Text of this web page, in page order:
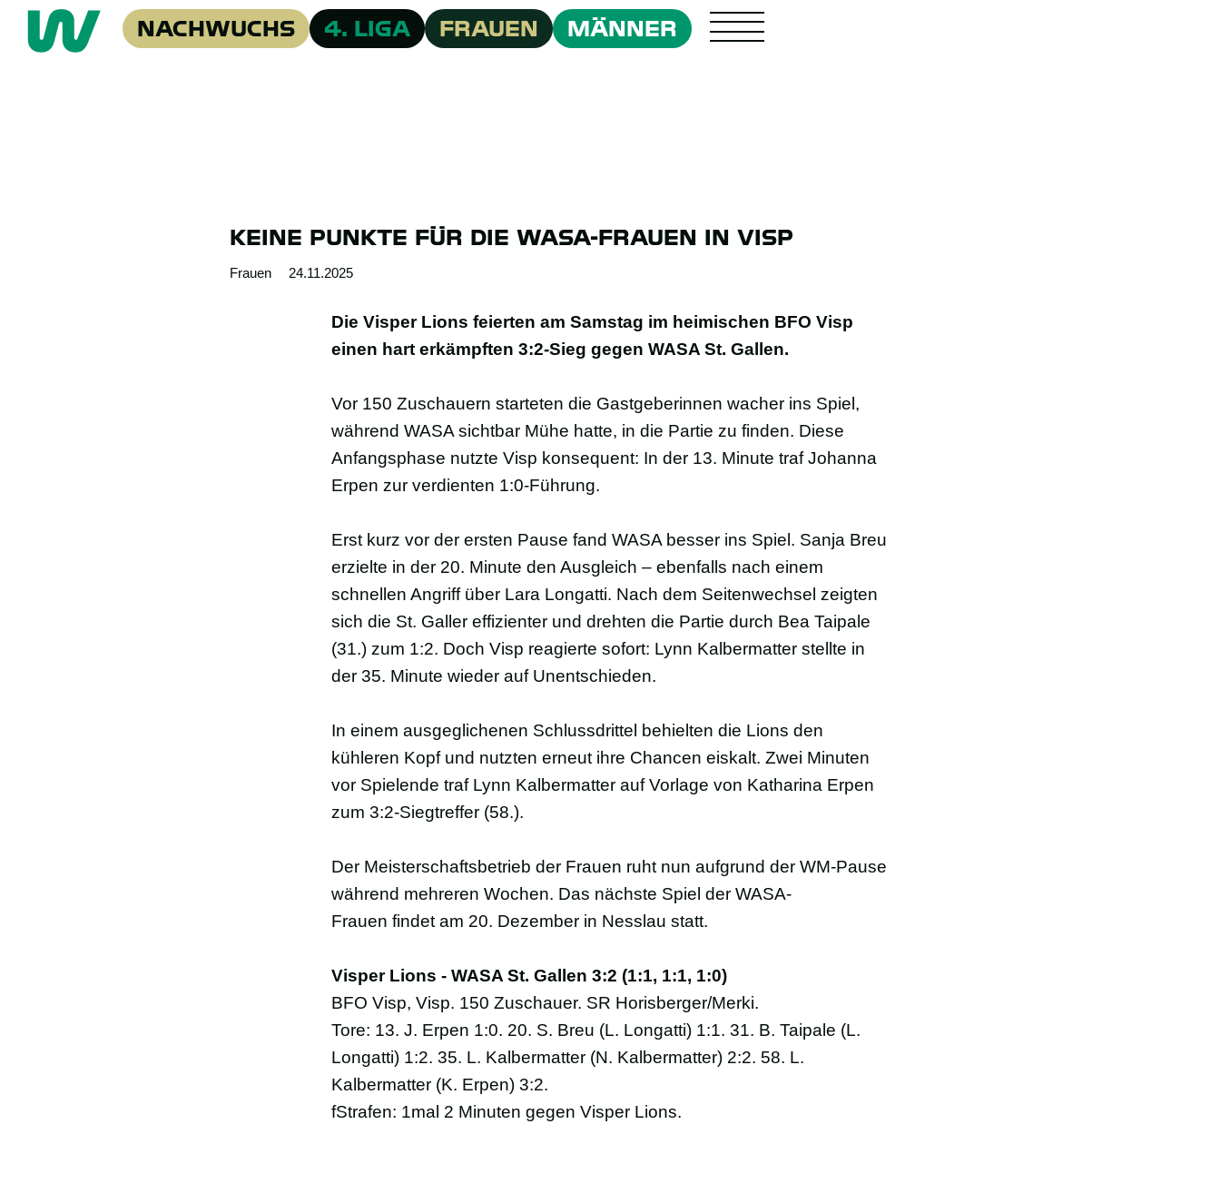
NACHWUCHS 4. LIGA FRAUEN MÄNNER
KEINE PUNKTE FÜR DIE WASA-FRAUEN IN VISP
Frauen 24.11.2025
Die Visper Lions feierten am Samstag im heimischen BFO Visp
einen hart erkämpften 3:2-Sieg gegen WASA St. Gallen.
Vor 150 Zuschauern starteten die Gastgeberinnen wacher ins Spiel,
während WASA sichtbar Mühe hatte, in die Partie zu finden. Diese
Anfangsphase nutzte Visp konsequent: In der 13. Minute traf Johanna
Erpen zur verdienten 1:0-Führung.
Erst kurz vor der ersten Pause fand WASA besser ins Spiel. Sanja Breu
erzielte in der 20. Minute den Ausgleich – ebenfalls nach einem
schnellen Angriff über Lara Longatti. Nach dem Seitenwechsel zeigten
sich die St. Galler effizienter und drehten die Partie durch Bea Taipale
(31.) zum 1:2. Doch Visp reagierte sofort: Lynn Kalbermatter stellte in
der 35. Minute wieder auf Unentschieden.
In einem ausgeglichenen Schlussdrittel behielten die Lions den
kühleren Kopf und nutzten erneut ihre Chancen eiskalt. Zwei Minuten
vor Spielende traf Lynn Kalbermatter auf Vorlage von Katharina Erpen
zum 3:2-Siegtreffer (58.).
Der Meisterschaftsbetrieb der Frauen ruht nun aufgrund der WM-Pause
während mehreren Wochen. Das nächste Spiel der WASA-
Frauen findet am 20. Dezember in Nesslau statt.
Visper Lions - WASA St. Gallen 3:2 (1:1, 1:1, 1:0)
BFO Visp, Visp. 150 Zuschauer. SR Horisberger/Merki.
Tore: 13. J. Erpen 1:0. 20. S. Breu (L. Longatti) 1:1. 31. B. Taipale (L.
Longatti) 1:2. 35. L. Kalbermatter (N. Kalbermatter) 2:2. 58. L.
Kalbermatter (K. Erpen) 3:2.
fStrafen: 1mal 2 Minuten gegen Visper Lions.